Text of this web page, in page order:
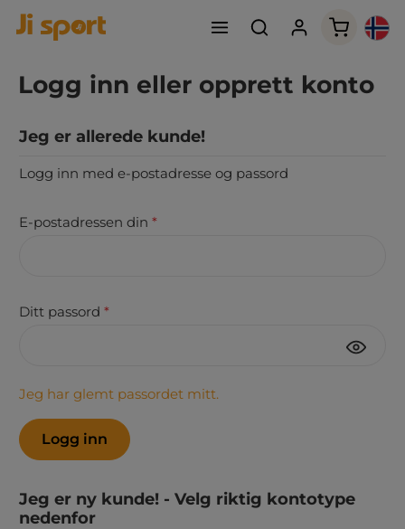
Logg inn eller opprett konto
Jeg er allerede kunde!
Logg inn med e-postadresse og passord
E-postadressen din *
Ditt passord *
Jeg har glemt passordet mitt.
Logg inn
Jeg er ny kunde! - Velg riktig kontotype
nedenfor